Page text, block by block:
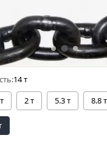
14 т
2 т 5.3 т 8.8 т